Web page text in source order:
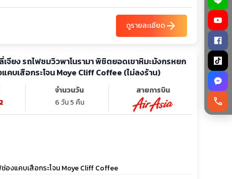
ดูรายละเอียดarrow_forward
จียง รถไฟชมวิวพาโนรามา พิชิตยอดเขาหิมะมังกรหยก
คบเสือกระโจน Moye Cliff Coffee (ไม่ลงร้าน)
จำนวนวัน
6 วัน 5 คืน
สายการบิน
ช่องแคบเสือกระโจน Moye Cliff Coffee
call